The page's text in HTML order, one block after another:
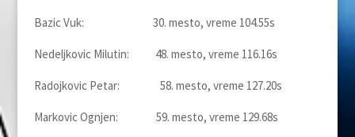
Bazic Vuk: 30. mesto, vreme 104.55s
Nedeljkovic Milutin: 48. mesto, vreme 116.16s
Radojkovic Petar: 58. mesto, vreme 127.20s
Markovic Ognjen: 59. mesto, vreme 129.68s